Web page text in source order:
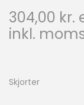
304,00 kr.
inkl.
Skjorter